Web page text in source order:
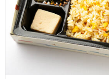
ご利用シーン： 懇親会›謝恩会
奈良県天理市豊井町2021/06/29